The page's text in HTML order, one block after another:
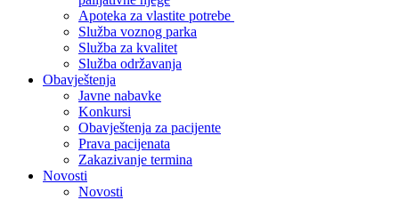
Apoteka za vlastite potrebe
Služba voznog parka
Služba za kvalitet
Služba održavanja
Obavještenja
Javne nabavke
Konkursi
Obavještenja za pacijente
Prava pacijenata
Zakazivanje termina
Novosti
Novosti